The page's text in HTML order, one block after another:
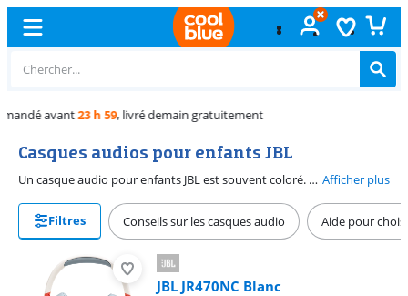
Échangegratuit
Casques audios pour enfants JBL
Un casque audio pour enfants JBL est souvent coloré. Les oreillettes sont petites, donc le casque audio s'adaptent bien à la tête de votre enfant. Votre enfant aime le rose, le bleu ou le vert ? Choisissez votre couleur préférée. Les casques audios pour enfants sont parfois livrés avec une feuille d'autocollants pour rendre les casques encore plus beaux. Les casques audios pour enfants sont limités pour éviter les dommages auditifs. Attention : si vous laissez votre enfant écouter de la musique au volume maximum pendant de longues périodes, cela peut quand même être nocif. Ces casques audios ne conviennent pas aux adultes en raison de leur taille. Afficher plus
Filtres Conseils sur les casques audio Aide pour
JBL JR470NC Blanc